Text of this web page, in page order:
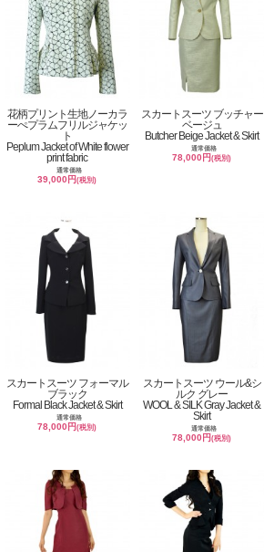
花柄プリント生地ノーカラ
ーぺプラムフリルジャケッ
ト
Peplum Jacket of White flower
print fabric
通常価格
39,000円(税別)
スカートスーツ ブッチャー
ベージュ
Butcher Beige Jacket & Skirt
通常価格
78,000円(税別)
スカートスーツ フォーマル
ブラック
Formal Black Jacket & Skirt
通常価格
78,000円(税別)
スカートスーツ ウール&シ
ルク グレー
WOOL & SILK Gray Jacket &
Skirt
通常価格
78,000円(税別)